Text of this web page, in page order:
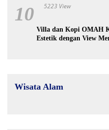
10 5223 View
Villa dan Kopi OMAH
Estetik dengan View
Wisata Alam